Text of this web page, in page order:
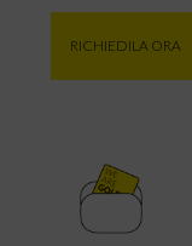
RICHIEDILA ORA